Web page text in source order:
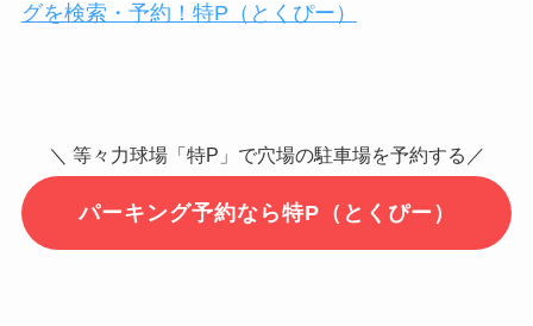
グを検索・予約！特P（とくぴー）
＼ 等々力球場「特P」で穴場の駐車場を予約する／
パーキング予約なら特P（とくぴー）